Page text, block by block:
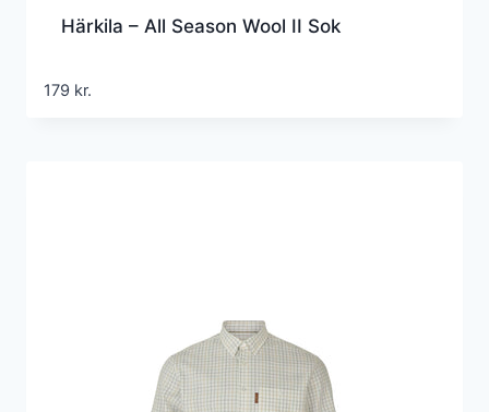
Härkila – All Season Wool II Sok
179 kr.